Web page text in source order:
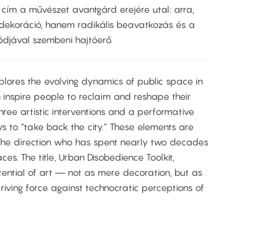
a művészet avantgárd erejére utal: arra,
hanem radikális beavatkozás és a
szembeni hajtóerő.
the evolving dynamics of public space in
inspire people to reclaim and reshape their
artistic interventions and a performative
to “take back the city.” These elements are
direction who has spent nearly two decades
The title, Urban Disobedience Toolkit,
of art — not as mere decoration, but as
force against technocratic perceptions of